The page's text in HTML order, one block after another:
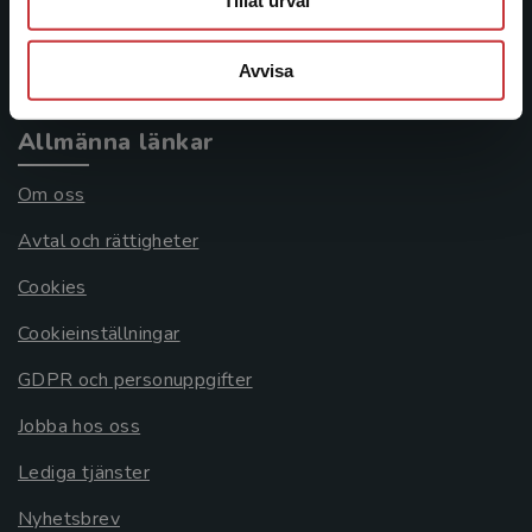
Avvisa
Köpvillkor
Allmänna länkar
Om oss
Avtal och rättigheter
Cookies
Cookieinställningar
GDPR och personuppgifter
Jobba hos oss
Lediga tjänster
Nyhetsbrev